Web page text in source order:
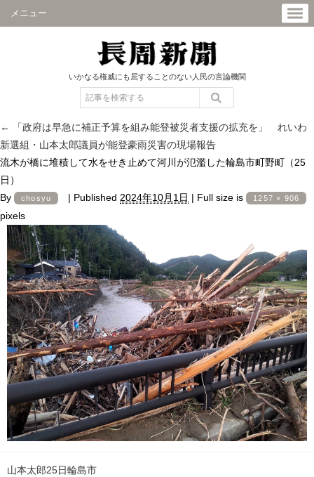
メニュー
いかなる権威にも屈することのない人民の言論機関
←
「政府は早急に補正予算を組み能登被災者支援の拡充を」 れいわ
新選組・山本太郎議員が能登豪雨災害の現場報告
流木が橋に堆積して水をせき止めて河川が氾濫した輪島市町野町（25
日）
By
chosyu | Published 2024年10月1日 | Full size is 1257 × 906
pixels
山本太郎25日輪島市